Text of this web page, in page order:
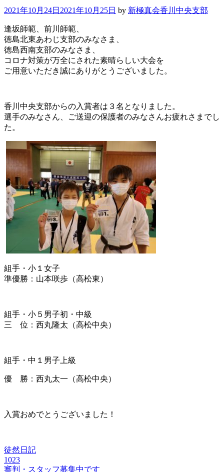
2021年10月24日 2021年10月25日 by 新極真会香川中央支部
逢坂師範、前川師範、
徳島北東あわじ支部のみなさま、
徳島西南支部のみなさま、
コロナ対策が万全にされた素晴らしい大会を
ご用意いただき誠にありがとうございました。
香川中央支部からの入賞者は３名となりました。
選手のみなさん、ご送迎の保護者のみなさんお疲れさまでし
た。
組手・小１女子
準優勝：山本咲歩（高松東）
組手・小５男子初・中級
三 位：西丸隆太（高松中央）
組手・中１男子上級
優 勝：西丸太一（高松中央）
入賞おめでとうございました！
徒然日記
投
1023
審判・スタッフ募集中です